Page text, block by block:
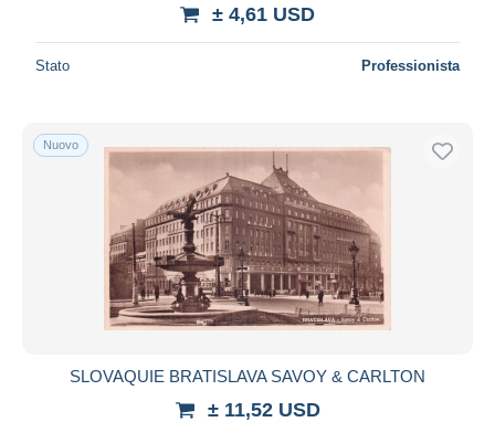
± 4,61 USD
Stato Professionista
Nuovo
SLOVAQUIE BRATISLAVA SAVOY & CARLTON
± 11,52 USD